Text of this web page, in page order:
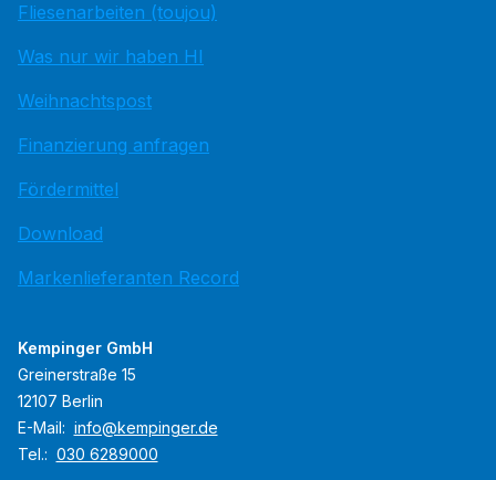
Fliesenarbeiten (toujou)
Was nur wir haben HI
Weihnachtspost
Finanzierung anfragen
Fördermittel
Download
Markenlieferanten Record
Kempinger GmbH
Greinerstraße 15
12107 Berlin
E-Mail: info@kempinger.de
Tel.: 030 6289000